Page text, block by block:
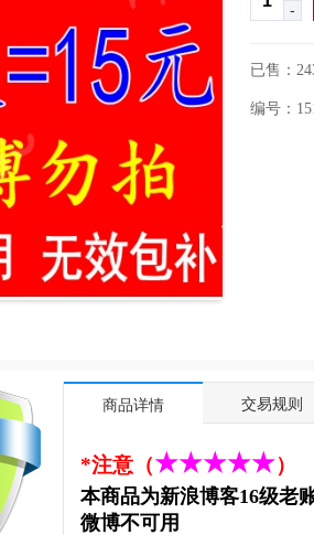
-
已售：
编号：
商品详情 交易规则
*注意（★★★★★）
本商品为新浪博客16级老
微博不可用